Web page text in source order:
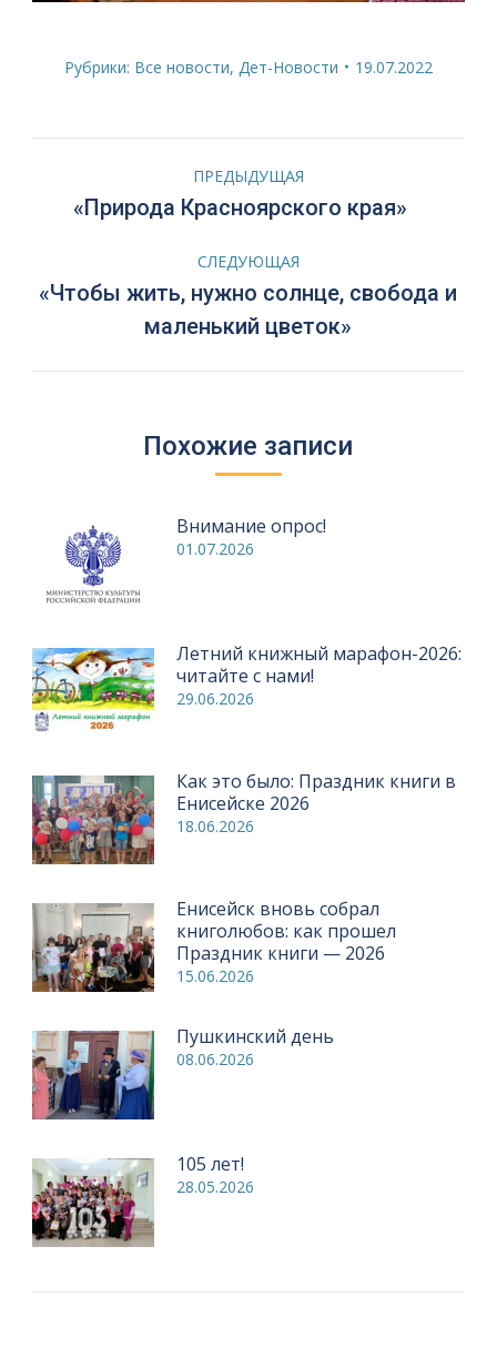
Рубрики: Все новости, Дет-Новости 19.07.2022
НавигацияПРЕДЫДУЩАЯ
Предыдущая
запись:
«Природа Красноярского края»
СЛЕДУЮЩАЯ
Следующая
запись:
«Чтобы жить, нужно солнце, свобода и
маленький цветок»
Похожие записи
Внимание опрос!
01.07.2026
Летний книжный марафон-2026:
читайте с нами!
29.06.2026
Как это было: Праздник книги в
Енисейске 2026
18.06.2026
Енисейск вновь собрал
книголюбов: как прошел
Праздник книги — 2026
15.06.2026
Пушкинский день
08.06.2026
105 лет!
28.05.2026